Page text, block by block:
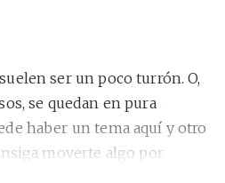
ser un poco turrón. O,
se quedan en pura
haber un tema aquí y otro
moverte algo por